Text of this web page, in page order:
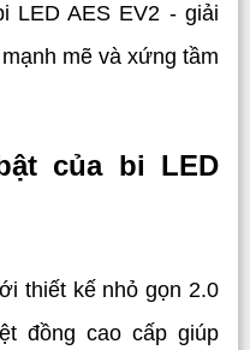
LED AES EV2 - giải
mẽ và xứng tầm
của bi LED
thiết kế nhỏ gọn 2.0
đồng cao cấp giúp